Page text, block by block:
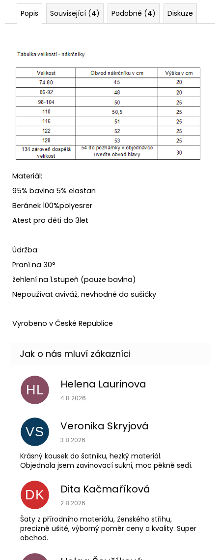
Popis Související (4) Podobné (4) Diskuze
Materiál:
95% bavlna 5% elastan
Beránek 100%polyesrer
Atest pro děti do 3let
Údržba:
Praní na 30°
žehlení na 1.stupeň (pouze bavlna)
Nepoužívat aviváž, nevhodné do sušičky
Vyrobeno v České Republice
HL Helena Laurinova
Hodnocení obchodu je 5 z 5 hvězdiček.
4.8.2026
VS Veronika Skryjová
Hodnocení obchodu je 5 z 5 hvězdiček.
3.8.2026
Krásný kousek do šatníku, hezký materiál.
Objednala jsem zavinovací sukni, moc pěkně sedí.
DK Dita Kačmaříková
Hodnocení obchodu je 5 z 5 hvězdiček.
2.8.2026
Šaty z přírodního materiálu, ženského střihu,
precizně ušité, výborný poměr ceny a kvality. Super
obchod.